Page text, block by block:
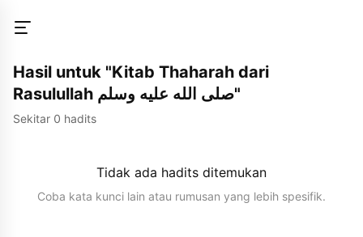
Hasil untuk "Kitab Thaharah dari
Rasulullah صلى الله عليه وسلم"
Sekitar 0 hadits
Tidak ada hadits ditemukan
Coba kata kunci lain atau rumusan yang lebih spesifik.